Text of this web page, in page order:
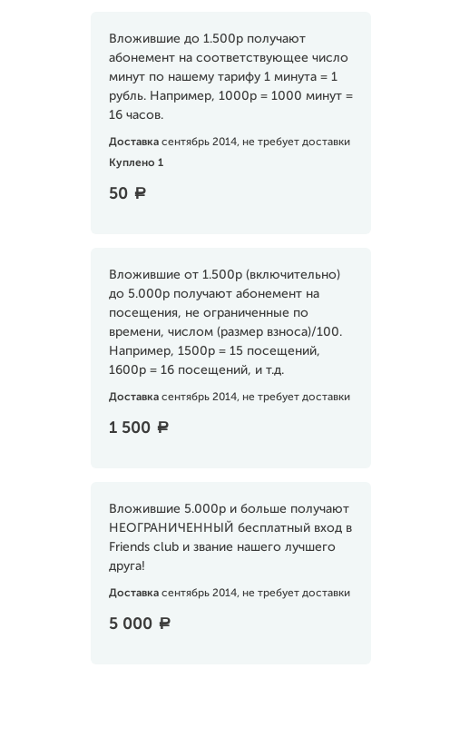
Вложившие до 1.500р получают
абонемент на соответствующее число
минут по нашему тарифу 1 минута = 1
рубль. Например, 1000р = 1000 минут =
16 часов.
Доставка сентябрь 2014, не требует доставки
Куплено 1
50 a
Вложившие от 1.500р (включительно)
до 5.000р получают абонемент на
посещения, не ограниченные по
времени, числом (размер взноса)/100.
Например, 1500р = 15 посещений,
1600р = 16 посещений, и т.д.
Доставка сентябрь 2014, не требует доставки
1 500 a
Вложившие 5.000р и больше получают
НЕОГРАНИЧЕННЫЙ бесплатный вход в
Friends club и звание нашего лучшего
друга!
Доставка сентябрь 2014, не требует доставки
5 000 a